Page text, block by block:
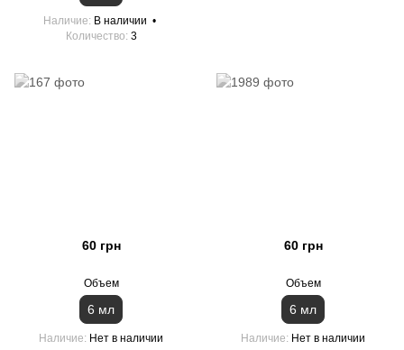
Наличие В наличии
Количество 3
60 грн
Объем
6 мл
Наличие Нет в наличии
60 грн
Объем
6 мл
Наличие Нет в наличии